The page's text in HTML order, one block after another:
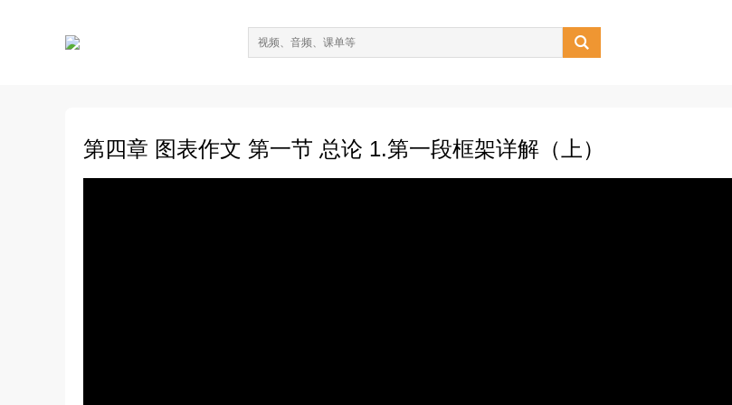

第四章 图表作文 第一节 总论 1.第一段框架详解（上）